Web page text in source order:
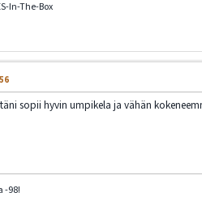
In-The-Box
sopii hyvin umpikela ja vähän
-98!